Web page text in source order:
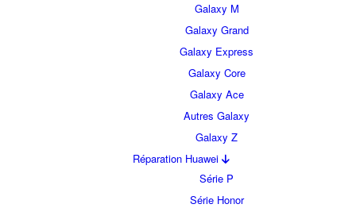
Galaxy M
Galaxy Grand
Galaxy Express
Galaxy Core
Galaxy Ace
Autres Galaxy
Galaxy Z
Réparation Huawei
Série P
Série Honor